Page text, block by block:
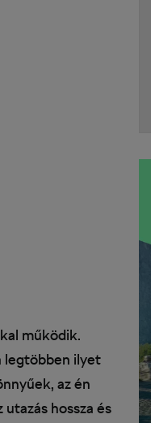
működik.
legtöbben ilyet
az én
hossza és